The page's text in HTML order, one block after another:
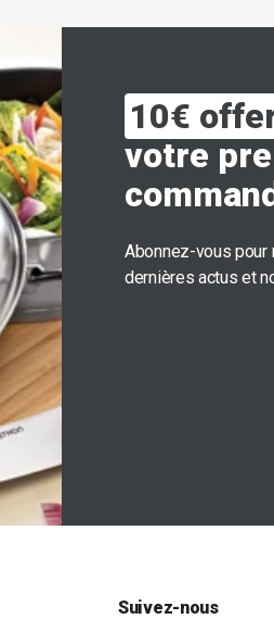
10€
votre
Abonnez-vous pour
dernières actus et
Suivez-nous